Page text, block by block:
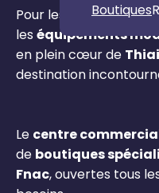
Boutiques
Pour les produits
les équipements
en plein cœur de
destination
Le centre
de boutiques
Fnac, ouvertes tous